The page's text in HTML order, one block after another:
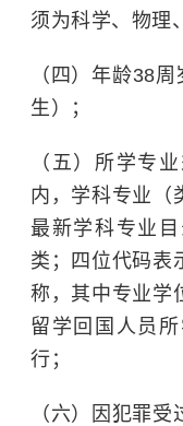
须为科学、物理
（四）年龄38
生）；
（五）所学专
内，学科专业（
最新学科专业
类；四位代码表
称，其中专业学
留学回国人员
行；
（六）因犯罪